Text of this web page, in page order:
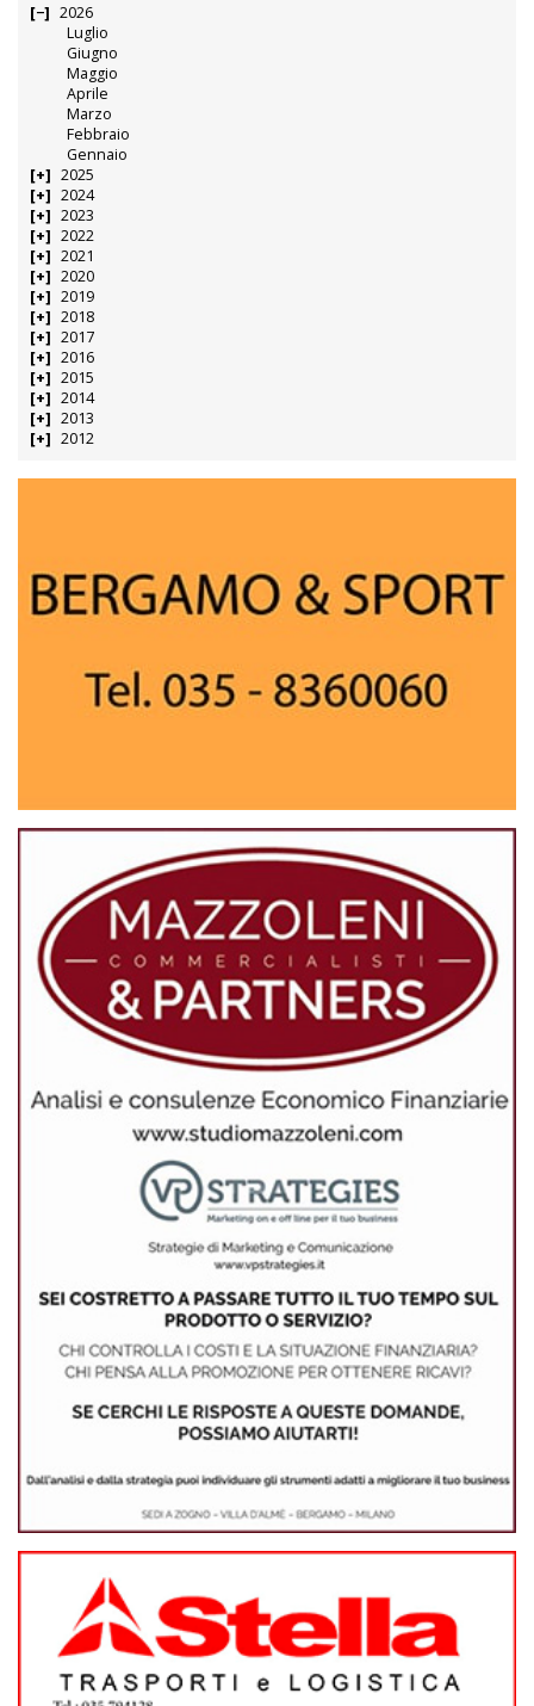
2026
Luglio
Giugno
Maggio
Aprile
Marzo
Febbraio
Gennaio
2025
2024
2023
2022
2021
2020
2019
2018
2017
2016
2015
2014
2013
2012